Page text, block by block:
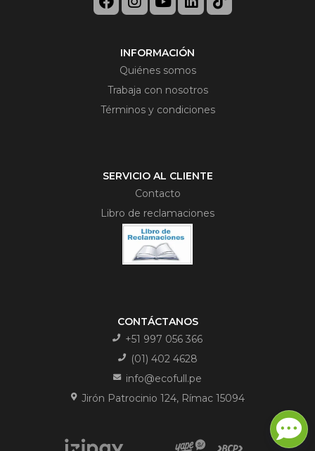
INFORMACIÓN
Quiénes somos
Trabaja con nosotros
Términos y condiciones
SERVICIO AL CLIENTE
Contacto
Libro de reclamaciones
CONTÁCTANOS
+51 997 056 366
(01) 402 4628
info@ecofull.pe
Jirón Patrocinio 124, Rímac 15094